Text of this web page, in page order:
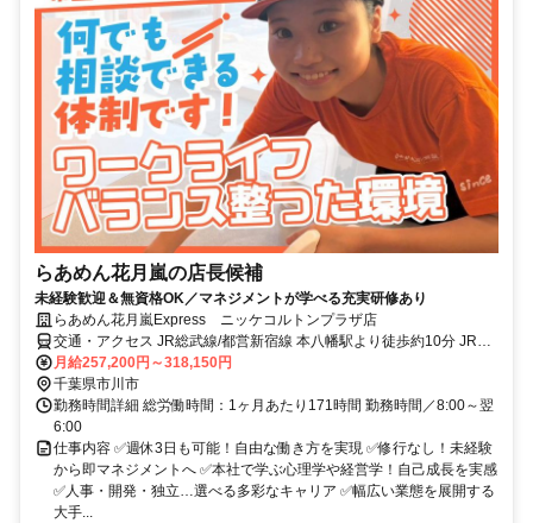
らあめん花月嵐の店長候補
未経験歓迎＆無資格OK／マネジメントが学べる充実研修あり
らあめん花月嵐Express ニッケコルトンプラザ店
交通・アクセス JR総武線/都営新宿線 本八幡駅より徒歩約10分 JR本
八幡駅北口より無料バスをご用意しております。 JR総武線 下総中山
駅より徒歩約10分 京成線 鬼越駅より徒歩約7分
月給257,200円～318,150円
千葉県市川市
勤務時間詳細 総労働時間：1ヶ月あたり171時間 勤務時間／8:00～翌
6:00
仕事内容 ✅週休3日も可能！自由な働き方を実現 ✅修行なし！未経験
から即マネジメントへ ✅本社で学ぶ心理学や経営学！自己成長を実感
✅人事・開発・独立…選べる多彩なキャリア ✅幅広い業態を展開する
大手...